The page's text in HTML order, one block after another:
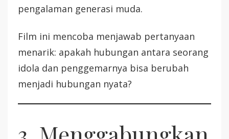
pengalaman generasi muda.
Film ini mencoba menjawab pertanyaan
menarik: apakah hubungan antara seorang
idola dan penggemarnya bisa berubah
menjadi hubungan nyata?